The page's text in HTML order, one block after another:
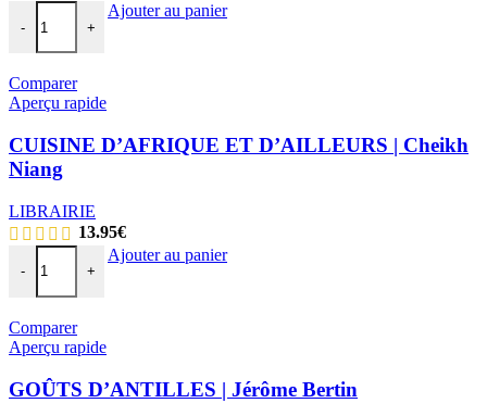
- +
Ajouter au panier
Comparer
Aperçu rapide
CUISINE D’AFRIQUE ET D’AILLEURS | Cheikh
Niang
LIBRAIRIE
13.95€
- +
Ajouter au panier
Comparer
Aperçu rapide
GOÛTS D’ANTILLES | Jérôme Bertin